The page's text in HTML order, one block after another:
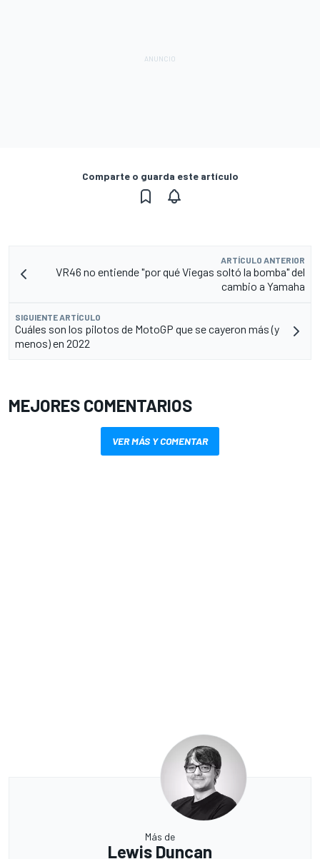
Comparte o guarda este artículo
ARTÍCULO ANTERIOR
VR46 no entiende "por qué Viegas soltó la bomba" del
cambio a Yamaha
SIGUIENTE ARTÍCULO
Cuáles son los pilotos de MotoGP que se cayeron más (y
menos) en 2022
MEJORES COMENTARIOS
VER MÁS Y COMENTAR
Más de
Lewis Duncan